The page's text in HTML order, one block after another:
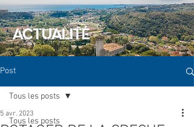
ACTUALITÉ
Post
Tous les posts
Tous les posts
5 avr. 2023